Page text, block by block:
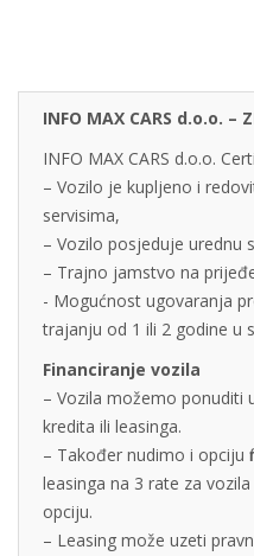
INFO MAX CARS d.o.o. –
INFO MAX CARS d.o.o.
– Vozilo je kupljeno i
servisima,
– Vozilo posjeduje urednu
– Trajno jamstvo na
- Mogućnost ugovaranja
trajanju od 1 ili 2 godine u
Financiranje vozila
– Vozila možemo ponuditi
kredita ili leasinga.
– Također nudimo i opciju
leasinga na 3 rate za
opciju.
– Leasing može uzeti